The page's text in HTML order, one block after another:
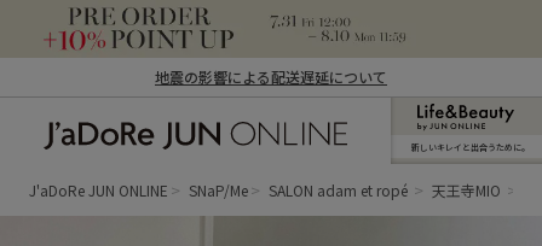
地震の影響による配送遅延について
ン オンライン）
新しいキレイと出合うために。
J'aDoRe JUN ONLINE SNaP/Me SALON adam et ropé 天王寺MIO